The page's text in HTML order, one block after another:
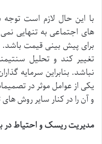
با این حال لازم است توجه
های اجتماعی به تنهایی نمی
برای پیش بینی قیمت باشد.
تغییر کند و تحلیل
نباشد. بنابراین سرمایه
یکی از عواملموثر در
وآنرادر کنار سایر روشهای
مدیریتریسکواحتیاطدر